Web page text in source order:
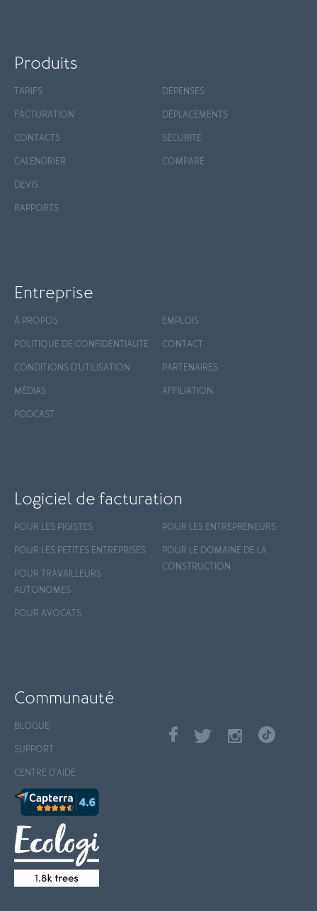
Produits
TARIFS
FACTURATION
CONTACTS
CALENDRIER
DEVIS
RAPPORTS
DÉPENSES
DÉPLACEMENTS
SÉCURITÉ
COMPARE
Entreprise
À PROPOS
POLITIQUE DE CONFIDENTIALITÉ
CONDITIONS D'UTILISATION
MÉDIAS
PODCAST
EMPLOIS
CONTACT
PARTENAIRES
AFFILIATION
Logiciel de facturation
POUR LES PIGISTES
POUR LES PETITES ENTREPRISES
POUR TRAVAILLEURS
AUTONOMES
POUR AVOCATS
POUR LES ENTREPRENEURS
POUR LE DOMAINE DE LA
CONSTRUCTION
Communauté
BLOGUE
SUPPORT
CENTRE D'AIDE